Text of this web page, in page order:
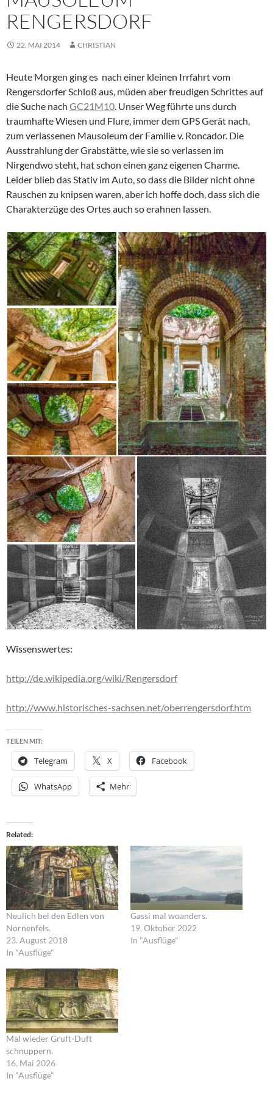
RENGERSDORF
22. MAI 2014 CHRISTIAN
Heute Morgen ging es nach einer kleinen Irrfahrt vom
Rengersdorfer Schloß aus, müden aber freudigen Schrittes auf
die Suche nach GC21M10. Unser Weg führte uns durch
traumhafte Wiesen und Flure, immer dem GPS Gerät nach,
zum verlassenen Mausoleum der Familiev. Roncador. Die
Ausstrahlung der Grabstätte, wie sie so verlassen im
Nirgendwo steht, hat schon einen ganz eigenen Charme.
Leider blieb das Stativ im Auto, so dass die Bilder nicht ohne
Rauschen zu knipsen waren, aber ich hoffe doch, dass sich die
Charakterzüge des Ortes auch so erahnen lassen.
Wissenswertes:
http://de.wikipedia.org/wiki/Rengersdorf
http://www.historisches-sachsen.net/oberrengersdorf.htm
TEILEN MIT:
Telegram X Facebook
WhatsApp Mehr
Related
Neulich bei den Edlen von
Nornenfels.
23. August 2018
In "Ausflüge"
Gassi mal woanders.
19. Oktober 2022
In "Ausflüge"
Mal wieder Gruft-Duft
schnuppern.
16. Mai 2026
In "Ausflüge"